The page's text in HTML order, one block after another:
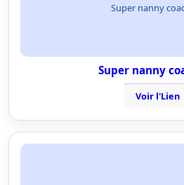
Super nanny
Super nanny
Voir l'Lien